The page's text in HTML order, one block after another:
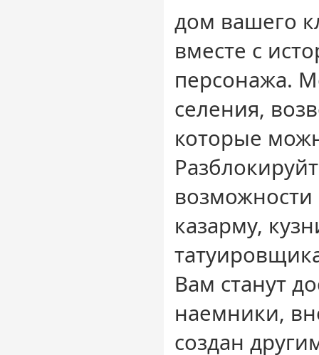
дом вашего
вместе с
персонажа.
селения,
которые
возможности
казарму,
Вам станут
наемники,
создан